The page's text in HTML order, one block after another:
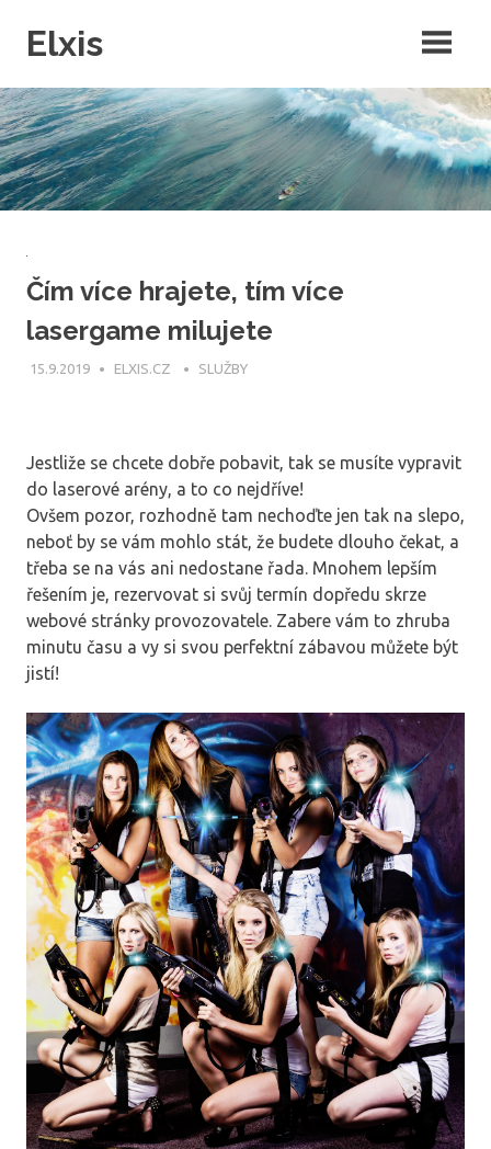
Elxis
intenretový magazín, ve kterém by byly rubriky pro každého? Přesně
to jsme pro vás udělali a navíc do něj můžete publikovat i vy!
Čím více hrajete, tím více
lasergame milujete
15.9.2019 ELXIS.CZ SLUŽBY
Jestliže se chcete dobře pobavit, tak se musíte vypravit
do laserové arény, a to co nejdříve!
Ovšem pozor, rozhodně tam nechoďte jen tak na slepo,
neboť by se vám mohlo stát, že budete dlouho čekat, a
třeba se na vás ani nedostane řada. Mnohem lepším
řešením je, rezervovat si svůj termín dopředu skrze
webové stránky provozovatele. Zabere vám to zhruba
minutu času a vy si svou perfektní zábavou můžete být
jistí!